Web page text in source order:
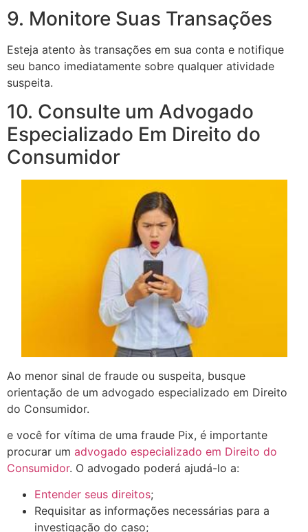
9. Monitore Suas Transações
Esteja atento às transações em sua conta e notifique
seu banco imediatamente sobre qualquer atividade
suspeita.
10. Consulte um Advogado
Especializado Em Direito do
Consumidor
Ao menor sinal de fraude ou suspeita, busque
orientação de um advogado especializado em Direito
do Consumidor.
e você for vítima de uma fraude Pix, é importante
procurar um advogado especializado em Direito do
Consumidor. O advogado poderá ajudá-lo a:
Entender seus direitos;
Requisitar as informações necessárias para a
investigação do caso;